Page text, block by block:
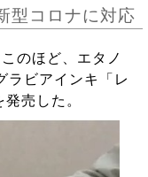
型コロナに対応
のほど、エタノ
ラビアインキ「レ
売した。